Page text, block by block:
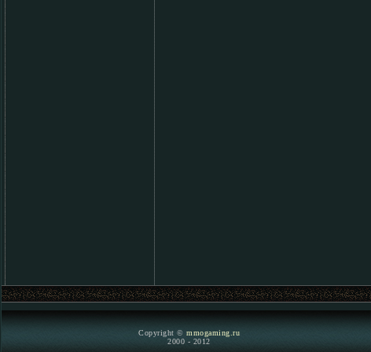
Copyright © mmogaming.ru
2000 - 2012